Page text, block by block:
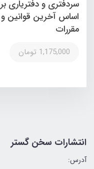
سردفتری و دفتریاری بر
اساس آخرین قوانین و
مقررات
1,175,000 تومان
انتشارات سخن گستر
آدرس: